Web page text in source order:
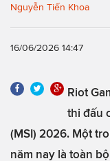
Nguyễn Tiến Khoa
16/06/2026 14:47
Riot
thi đấu
(MSI) 2026. Một
năm nay là toàn